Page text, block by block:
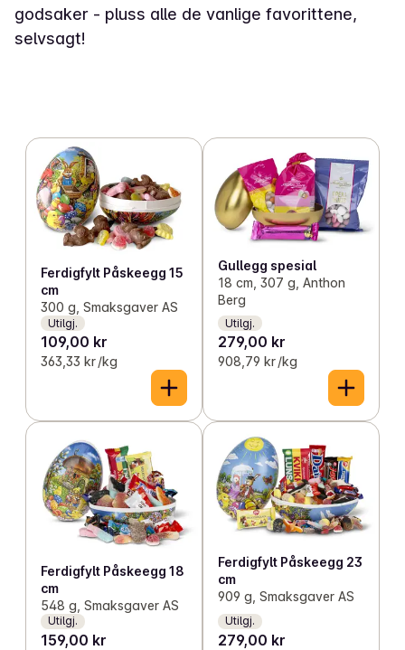
godsaker - pluss alle de vanlige favorittene,
selvsagt!
Ferdigfylt Påskeegg 15
cm
300 g, Smaksgaver AS
Utilgj.
109,00 kr
363,33 kr /kg
Gullegg spesial
18 cm, 307 g, Anthon
Berg
Utilgj.
279,00 kr
908,79 kr /kg
Ferdigfylt Påskeegg 18
cm
548 g, Smaksgaver AS
Utilgj.
159,00 kr
Ferdigfylt Påskeegg 23
cm
909 g, Smaksgaver AS
Utilgj.
279,00 kr